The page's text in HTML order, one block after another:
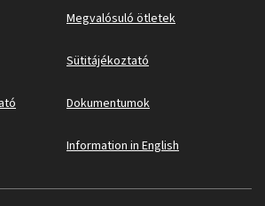
Megvalósuló ötletek
Sütitájékoztató
Dokumentumok
Information in English